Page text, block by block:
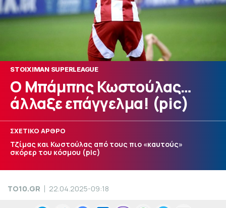
STOIXIMAN SUPERLEAGUE
Ο Μπάμπης Κωστούλας…
άλλαξε επάγγελμα! (pic)
ΣΧΕΤΙΚΟ ΑΡΘΡΟ
Τζίμας και Κωστούλας από τους πιο «καυτούς»
σκόρερ του κόσμου (pic)
TO10.GR 22.04.2025-09:18